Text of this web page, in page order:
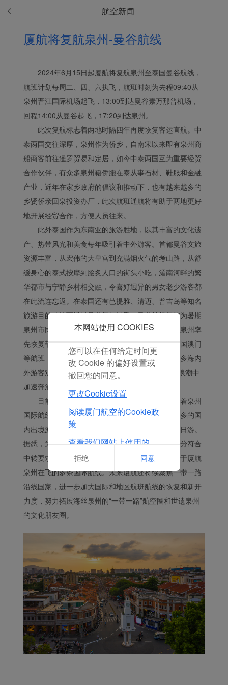
航空新闻
厦航将复航泉州-曼谷航线
2024年6月15日起厦航将复航泉州至泰国曼谷航线，
航班计划每周二、四、六执飞，航班时刻为去程09:40从
泉州晋江国际机场起飞，13:00到达曼谷素万那普机场，
回程14:00从曼谷起飞，17:20到达泉州。
此次复航标志着两地时隔四年再度恢复客运直航。中
泰两国交往深厚，泉州作为侨乡，自南宋以来即有泉州商
船商客前往暹罗贸易和定居，如今中泰两国互为重要经贸
合作伙伴，有众多泉州籍侨胞在泰从事石材、鞋服和金融
产业，近年在家乡政府的倡议和推动下，也有越来越多的
乡贤侨亲回泉投资办厂，此次航班通航将有助于两地更好
地开展经贸合作，方便人员往来。
此外泰国作为东南亚的旅游胜地，以其丰富的文化遗
产、热带风光和美食每年吸引着中外游客。首都曼谷文旅
资源丰富，从宏伟的大皇宫到充满烟火气的考山路，从舒
缓身心的泰式按摩到脍炙人口的街头小吃，湄南河畔的繁
华都市与宁静乡村相交融，令喜好迥异的男女老少游客都
在此流连忘返。在泰国还有芭提雅、清迈、普吉岛等知名
旅游目的地均可通过曼谷便捷转乘，曼谷航线复航为暑期
泉州市民的出行提供了更多选择。去年以来厦航在泉州率
先恢复菲律宾马尼拉、菲律宾达沃、中国香港、中国澳门
等航班，泉州国际和地区航线轮番复航，吸引了更多海内
外游客观光游玩“世遗”泉州，海丝文化正在出海的浪潮中
加速奔涌。
目前中外双向免签政策带动了出境游热度。随着泉州
国际航线陆续恢复以及城市文旅热度提升，越来越多的国
内出境游客通过泉州中转、沿途到泉州半日游、一日游。
据悉，为方便和吸引旅客来泉中转旅游，厦航对部分符合
中转要求的旅客提供了免费中转住宿产品，并适用于厦航
泉州在飞的多条国际航线。未来厦航还将续聚焦一带一路
沿线国家，进一步加大国际和地区航班航线的恢复和新开
力度，努力拓展海丝泉州的“一带一路”航空圈和世遗泉州
的文化朋友圈。
本网站使用 COOKIES
Xiamenair.com使用功能
型和分析型Cookie 来确
保我们的网站正常运行，
并为您提供最佳的用户体
验。 使用本网站，功能型
和分析型Cookie将被安装
在您的浏览器中。
在您的同意下，我们还将
使用营销Cookie (i) 分析
我们的营销绩效 (ii) 个性
化我们广告中的优惠信
息。 通过放置这些
Cookie，厦门航空和第三
方可以跟踪您的互联网行
为以使我们的内容和广告
与您的兴趣更加契合。
点击“接受”即表示您同意
放置所有的营销Cookie。
点击“拒绝”，我们将不会
您可以在任何给定时间更
改 Cookie 的偏好设置或
撤回您的同意。
更改Cookie设置
阅读厦门航空的Cookie政
策
查看我们网站上使用的
Cookie的完整列表
拒绝 同意